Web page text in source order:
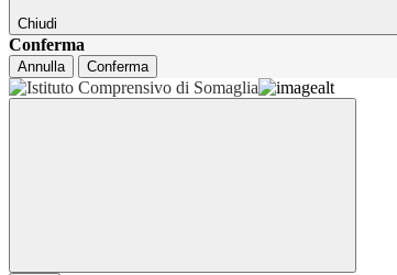
Chiudi
Conferma
Annulla Conferma